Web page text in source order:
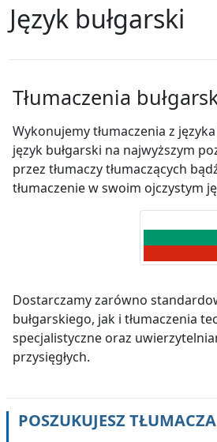
Język bułgarski
Tłumaczenia
Wykonujemy tłumaczenia z
język bułgarski na najwyższym
przez tłumaczy tłumaczących
tłumaczenie w swoim ojczystym
Dostarczamy zarówno
bułgarskiego, jak i tłumaczenia
specjalistyczne oraz
przysięgłych.
POSZUKUJESZ TŁUMACZA